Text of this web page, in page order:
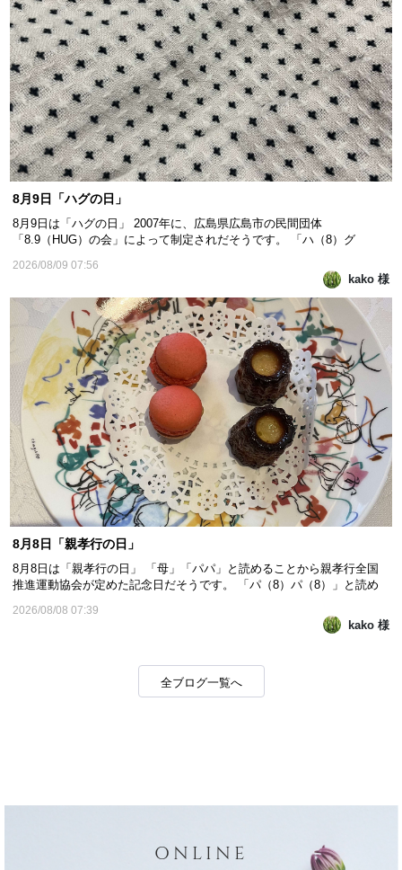
8月9日「ハグの日」
8月9日は「ハグの日」 2007年に、広島県広島市の民間団体
「8.9（HUG）の会」によって制定されだそうです。 「ハ（8）グ
啓発活動の一環として誕生した記念日だそうですよ。 ハグという行為に
はリラックスやストレス軽減効果があり、ストレスの３分の１が解...
2026/08/09 07:56
kako 様
8月8日「親孝行の日」
8月8日は「親孝行の日」 「母」「パパ」と読めることから親孝行全国
推進運動協会が定めた記念日だそうです。 「パ（8）パ（8）」と読め
（父）」となることからと書いてあるのもありました。 「親孝行したい
2026/08/08 07:39
kako 様
全ブログ一覧へ
ONLINE